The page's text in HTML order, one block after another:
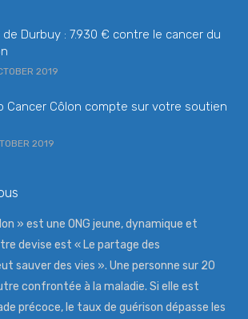
de Durbuy : 7.930 € contre le cancer du
2019
Cancer Côlon compte sur votre soutien
2019
» est une ONG jeune, dynamique et
devise est « Le partage des
sauver des vies ». Une personne sur 20
confrontée à la maladie. Si elle est
précoce, le taux de guérison dépasse les